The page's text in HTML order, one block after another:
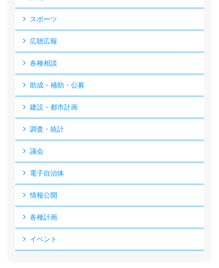
スポーツ
広聴広報
各種相談
助成・補助・公募
建設・都市計画
調査・統計
議会
電子自治体
情報公開
各種計画
イベント